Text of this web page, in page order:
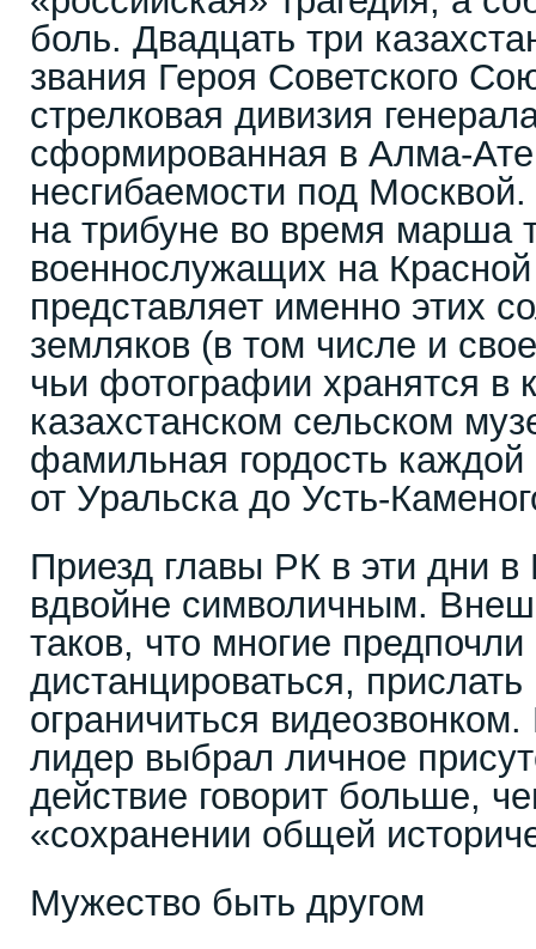
боль. Двадцать три
звания Героя Советского
стрелковая дивизия
сформированная в Алма-
несгибаемости под
на трибуне во время марша
военнослужащих на
представляет именно этих
земляков (в том числе и
чьи фотографии хранятся в
казахстанском сельском
фамильная гордость каждой
от Уральска до Усть-
Приезд главы РК в эти дни в
вдвойне символичным.
таков, что многие
дистанцироваться,
ограничиться
лидер выбрал личное
действие говорит больше,
«сохранении общей
Мужество быть другом